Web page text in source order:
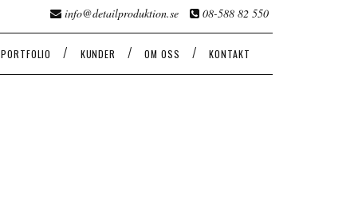
info@detailproduktion.se 08-588 82 550
PORTFOLIO / KUNDER / OM OSS / KONTAKT